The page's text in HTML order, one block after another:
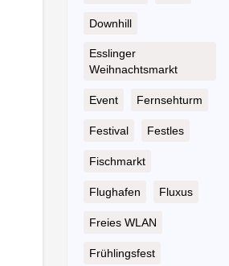
Downhill
Esslinger
Weihnachtsmarkt
Event Fernsehturm
Festival Festles
Fischmarkt
Flughafen Fluxus
Freies WLAN
Frühlingsfest